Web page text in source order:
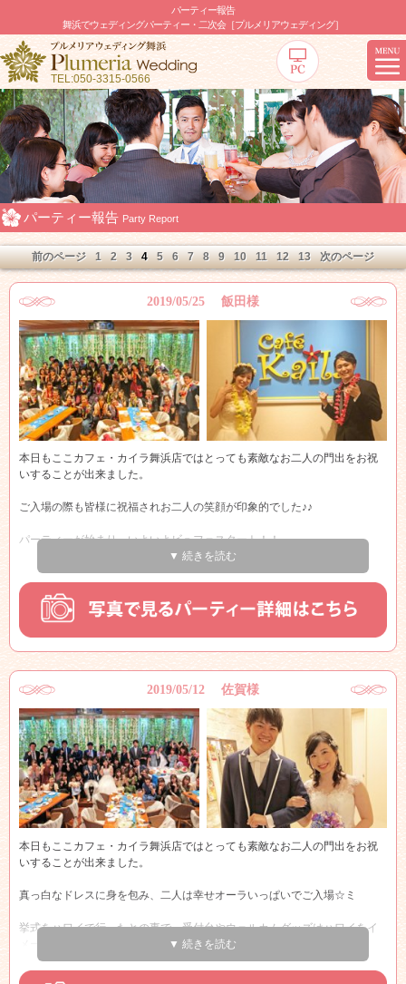
パーティー報告
舞浜でウェディングパーティー・二次会［プルメリアウェディング］
TEL:050-3315-0566
パーティー報告 Party Report
前のページ 1 2 3 4 5 6 7 8 9 10 11 12 13 次のページ
2019/05/25 飯田様
本日もここカフェ・カイラ舞浜店ではとっても素敵なお二人の門出をお祝
いすることが出来ました。
ご入場の際も皆様に祝福されお二人の笑顔が印象的でした♪♪
パーティーが始まり、いよいよビュフェスタート！！
会場内では、新郎新婦様と写真を撮られたりなどのお時間を過ごされてい
ました～♪
ハート～♪
途中、店内の曲が変わり、パーティー会場のゲスト様がどんどん踊りだす
という
フラッシュモブをサプライズなされました。
ても驚かれており
サプライズは成功でした☆
感動しました～！！
最後も笑顔での退場で、私たちもとても幸せな気持ちになりました☆
末永い幸せをカフェ・カイラ舞浜店プルメリアウェディングスタッフ一同
▼ 続きを読む
2019/05/12 佐賀様
本日もここカフェ・カイラ舞浜店ではとっても素敵なお二人の門出をお祝
いすることが出来ました。
真っ白なドレスに身を包み、二人は幸せオーラいっぱいでご入場☆ミ
挙式をハワイで行ったとの事で、受付台やウェルカムグッズはハワイをイ
メインテーブルでは、新郎新婦様を中心に皆様写真撮影会を！！
▼ 続きを読む